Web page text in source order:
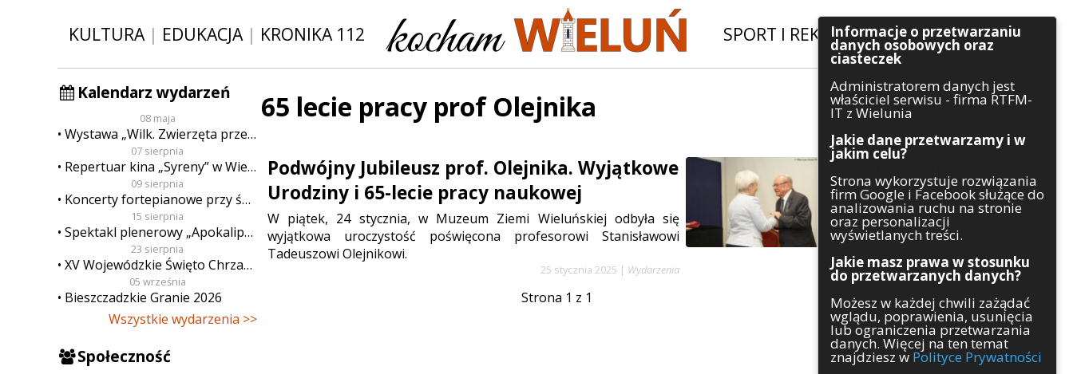
KULTURA| EDUKACJA| KRONIKA 112 SPORT I REKREACJA|INWESTYCJE
Kalendarz wydarzeń
08 maja
Wystawa „Wilk. Zwierzęta przeklęte”
07 sierpnia
Repertuar kina „Syreny” w Wieluniu w dn. od 7 do 13 sierpnia
09 sierpnia
Koncerty fortepianowe przy świecach
15 sierpnia
Spektakl plenerowy „Apokalipsa”
23 sierpnia
XV Wojewódzkie Święto Chrzanu
05 września
Bieszczadzkie Granie 2026
Wszystkie wydarzenia >>
Społeczność
Szukaj
Kategorie
Architektura
Gospodarka
Handel
Komunikaty
Kultura
Polityka
Pozostałe
Psychologia
Rolnictwo
65 lecie pracy prof Olejnika
Podwójny Jubileusz prof. Olejnika. Wyjątkowe
Urodziny i 65-lecie pracy naukowej
W piątek, 24 stycznia, w Muzeum Ziemi Wieluńskiej odbyła się
wyjątkowa uroczystość poświęcona profesorowi Stanisławowi
Tadeuszowi Olejnikowi.
25 stycznia 2025 | Wydarzenia
Strona 1 z 1
Informacje o przetwarzaniu
danych osobowych oraz
ciasteczek
Administratorem danych jest
właściciel serwisu - firma RTFM-
IT z Wielunia
Jakie dane przetwarzamy i w
jakim celu?
Strona wykorzystuje rozwiązania
firm Google i Facebook służące do
analizowania ruchu na stronie
oraz personalizacji
wyświetlanych treści.
Jakie masz prawa w stosunku
do przetwarzanych danych?
Możesz w każdej chwili zażądać
wglądu, poprawienia, usunięcia
lub ograniczenia przetwarzania
danych. Więcej na ten temat
znajdziesz w Polityce Prywatności